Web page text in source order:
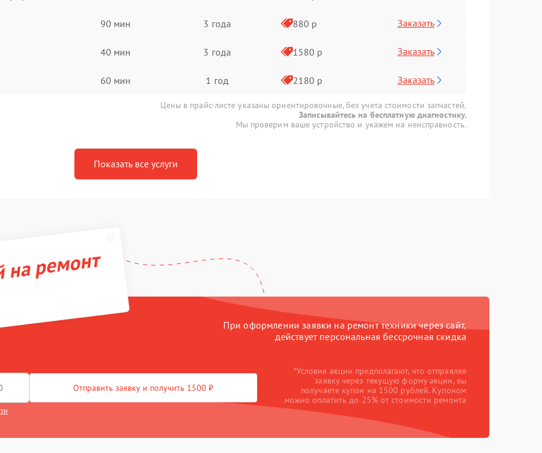
90 мин 3 года 880 р Заказать
40 мин 3 года 1580 р Заказать
60 мин 1 год 2180 р Заказать
Цены в прайс-листе указаны ориентировочные, без учета стоимости запчастей.
Записывайтесь на бесплатную диагностику.
Мы проверим ваше устройство и укажем на неисправность.
Показать все услуги
ремонт
При оформлении заявки на ремонт техники через сайт,
действует персональная бессрочная скидка
Отправить заявку и получить 1500 ₽
*Условия акции предполагают, что отправляя
заявку через текущую форму акции, вы
получаете купон на 1500 рублей. Купоном
можно оплатить до 25% от стоимости ремонта